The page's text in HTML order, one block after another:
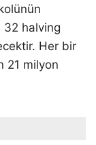
32 halving
Her bir
21 milyon